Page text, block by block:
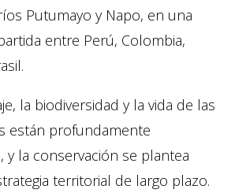
Putumayo y Napo, en una
entre Perú, Colombia,
la biodiversidad y la vida de las
están profundamente
y la conservación se plantea
territorial de largo plazo.